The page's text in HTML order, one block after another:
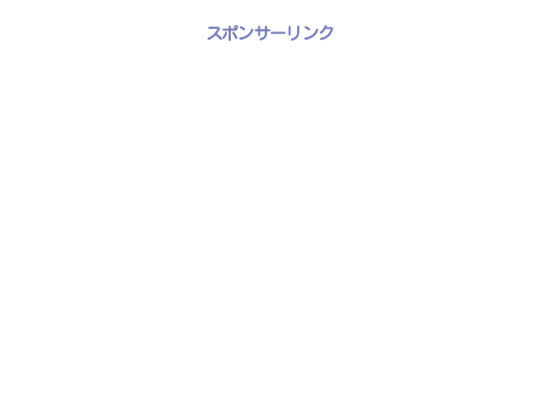
スポンサーリンク